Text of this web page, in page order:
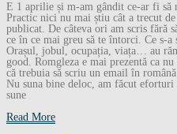
E 1 aprilie și m-am gândit ce-ar fi să
Practic nici nu mai știu cât a trecut
publicat. De câteva ori am scris fără
ce în ce mai greu să te întorci. Ce s-
Orașul, jobul, ocupația, viața… au
good. Romgleza e mai prezentă ca
că trebuia să scriu un email în
Nu suna bine deloc, am făcut eforturi
sune
Read More